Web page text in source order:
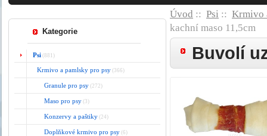
Kategorie
Psi (881)
Krmivo a pamlsky pro psy (366)
Granule pro psy (272)
Maso pro psy (3)
Konzervy a paštiky (24)
Doplňkové krmivo pro psy (6)
Úvod :: Psi :: Krmivo
kachní maso 11,5cm
Buvolí